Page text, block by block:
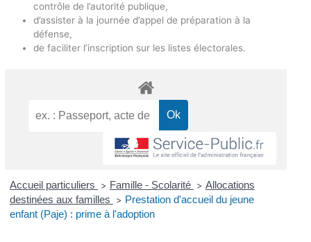
contrôle de l’autorité publique,
d’assister à la journée d’appel de préparation à la
défense,
de faciliter l’inscription sur les listes électorales.
Accueil particuliers > Famille - Scolarité > Allocations
destinées aux familles
> Prestation d'accueil du jeune
enfant (Paje) : prime à l'adoption